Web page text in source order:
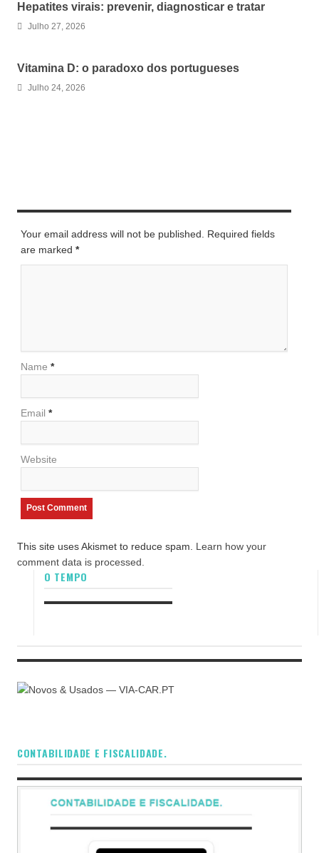
Hepatites virais: prevenir, diagnosticar e tratar
Julho 27, 2026
Vitamina D: o paradoxo dos portugueses
Julho 24, 2026
Your email address will not be published. Required fields
are marked *
Name *
Email *
Website
This site uses Akismet to reduce spam. Learn how your
comment data is processed.
O TEMPO
CONTABILIDADE E FISCALIDADE.